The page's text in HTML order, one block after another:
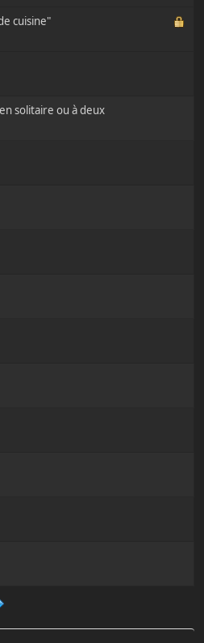
cuisine"
solitaire ou à deux